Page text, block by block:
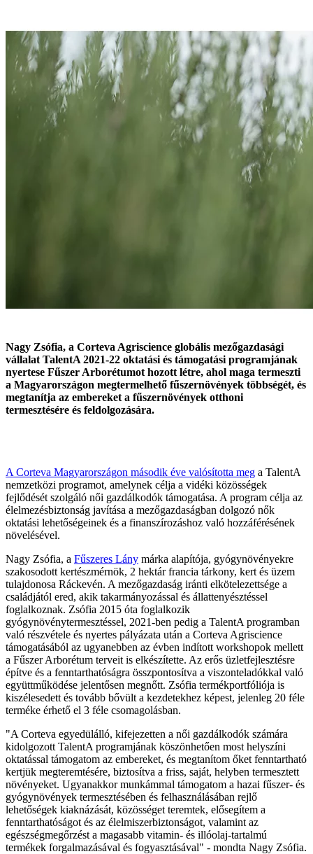
Nagy Zsófia, a Corteva Agriscience globális mezőgazdasági
vállalat TalentA 2021-22 oktatási és támogatási programjának
nyertese Fűszer Arborétumot hozott létre, ahol maga termeszti
a Magyarországon megtermelhető fűszernövények többségét, és
megtanítja az embereket a fűszernövények otthoni
termesztésére és feldolgozására.
A Corteva Magyarországon második éve valósította meg a TalentA
nemzetközi programot, amelynek célja a vidéki közösségek
fejlődését szolgáló női gazdálkodók támogatása. A program célja az
élelmezésbiztonság javítása a mezőgazdaságban dolgozó nők
oktatási lehetőségeinek és a finanszírozáshoz való hozzáférésének
növelésével.
Nagy Zsófia, a Fűszeres Lány márka alapítója, gyógynövényekre
szakosodott kertészmérnök, 2 hektár francia tárkony, kert és üzem
tulajdonosa Ráckevén. A mezőgazdaság iránti elkötelezettsége a
családjától ered, akik takarmányozással és állattenyésztéssel
foglalkoznak. Zsófia 2015 óta foglalkozik
gyógynövénytermesztéssel, 2021-ben pedig a TalentA programban
való részvétele és nyertes pályázata után a Corteva Agriscience
támogatásából az ugyanebben az évben indított workshopok mellett
a Fűszer Arborétum terveit is elkészítette. Az erős üzletfejlesztésre
építve és a fenntarthatóságra összpontosítva a viszonteladókkal való
együttműködése jelentősen megnőtt. Zsófia termékportfóliója is
kiszélesedett és tovább bővült a kezdetekhez képest, jelenleg 20 féle
terméke érhető el 3 féle csomagolásban.
"A Corteva egyedülálló, kifejezetten a női gazdálkodók számára
kidolgozott TalentA programjának köszönhetően most helyszíni
oktatással támogatom az embereket, és megtanítom őket fenntartható
kertjük megteremtésére, biztosítva a friss, saját, helyben termesztett
növényeket. Ugyanakkor munkámmal támogatom a hazai fűszer- és
gyógynövények termesztésében és felhasználásában rejlő
lehetőségek kiaknázását, közösséget teremtek, elősegítem a
fenntarthatóságot és az élelmiszerbiztonságot, valamint az
egészségmegőrzést a magasabb vitamin- és illóolaj-tartalmú
termékek forgalmazásával és fogyasztásával" - mondta Nagy Zsófia.